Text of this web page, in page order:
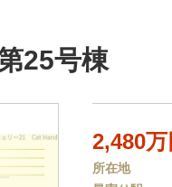
25号棟
2,480万
所在地